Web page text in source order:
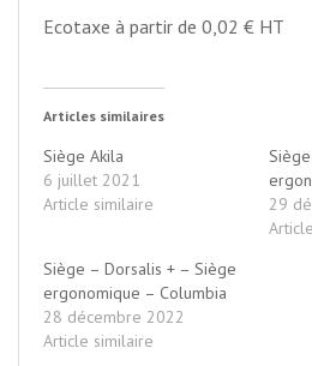
Ecotaxe à partir de 0,02 € HT
Articles similaires
Siège Akila
6 juillet 2021
Article similaire
29
Siège – Dorsalis + – Siège
ergonomique – Columbia
28 décembre 2022
Article similaire